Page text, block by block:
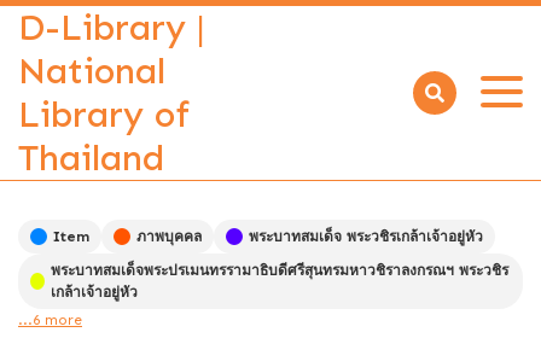
D-Library |
National
Library of
Thailand
Open
Item ภาพบุคคล
พระบาทสมเด็จ พระวชิรเกล้าเจ้าอยู่หัว
พระบาทสมเด็จพระปรเมนทรรามาธิบดีศรีสุนทรมหาวชิราลงกรณฯ พระวชิร
เกล้าเจ้าอยู่หัว
...6 more